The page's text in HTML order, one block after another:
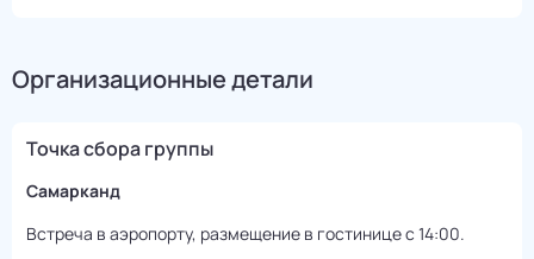
Организационные детали
Точка сбора группы
Самарканд
Встреча в аэропорту, размещение в гостинице с 14:00.